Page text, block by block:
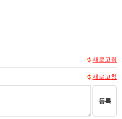
새로고침
새로고침
등록